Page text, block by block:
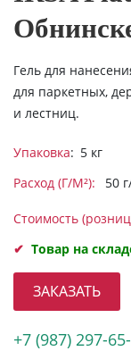
Гель для
для паркетных,
и леcтниц.
Упаковка: 5 кг
Расход (Г/М²): 50
Стоимость
Товар на
ЗАКАЗАТЬ
+7 (987) 297-